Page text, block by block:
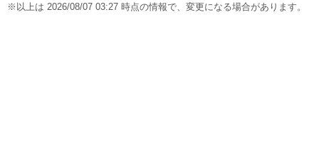
※以上は 2026/08/07 03:27 時点の情報で、変更になる場合があります。